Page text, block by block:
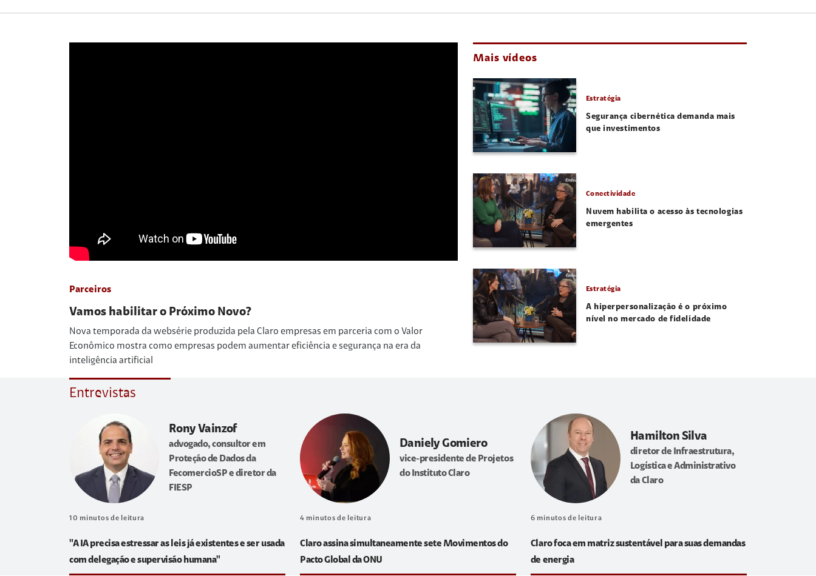
Parceiros
Vamos habilitar o Próximo Novo?
Nova temporada da websérie produzida pela Claro empresas em parceria com o Valor
Econômico mostra como empresas podem aumentar eficiência e segurança na era da
inteligência artificial
Mais vídeos
Estratégia
Segurança cibernética demanda mais
que investimentos
Conectividade
Nuvem habilita o acesso às tecnologias
emergentes
Estratégia
A hiperpersonalização é o próximo
nível no mercado de fidelidade
Entrevistas
Rony Vainzof
advogado, consultor em
Proteção de Dados da
FecomercioSP e diretor da
FIESP
10 minutos de leitura
"A IA precisa estressar as leis já existentes e ser usada
com delegação e supervisão humana"
Daniely Gomiero
vice-presidente de Projetos
do Instituto Claro
4 minutos de leitura
Claro assina simultaneamente sete Movimentos do
Pacto Global da ONU
Hamilton Silva
diretor de Infraestrutura,
Logística e Administrativo
da Claro
6 minutos de leitura
Claro foca em matriz sustentável para suas demandas
de energia